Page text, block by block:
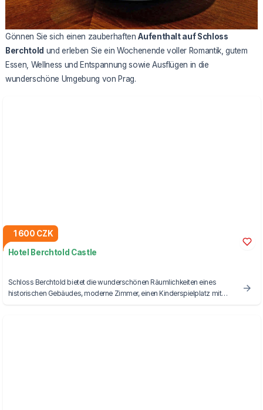
Gönnen Sie sich einen zauberhaftenAufenthalt auf Schloss
Berchtold und erleben Sie ein Wochenende voller Romantik, gutem
Essen, Wellness und Entspannung sowie Ausflügen in die
wunderschöne Umgebung von Prag.
1 600 CZK
Hotel Berchtold Castle
Schloss Berchtold bietet die wunderschönen Räumlichkeiten eines
historischen Gebäudes, moderne Zimmer, einen Kinderspielplatz mit